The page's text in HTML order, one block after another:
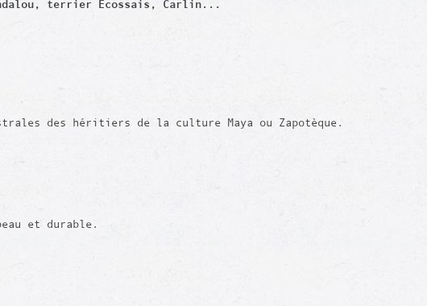
terrier Ecossais, Carlin...
des héritiers de la culture Maya ou Zapotèque.
et durable.